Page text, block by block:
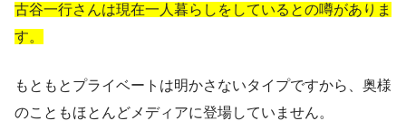
古谷一行さんは現在一人暮らしをしているとの噂がありま
す。
もともとプライベートは明かさないタイプですから、奥様
のこともほとんどメディアに登場していません。